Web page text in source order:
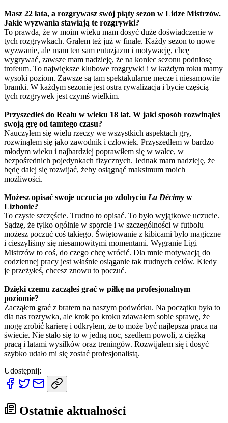
Masz 22 lata, a rozgrywasz swój piąty sezon w Lidze Mistrzów.
Jakie wyzwania stawiają te rozgrywki?
To prawda, że w moim wieku mam dosyć duże doświadczenie w
tych rozgrywkach. Grałem też już w finale. Każdy sezon to nowe
wyzwanie, ale mam ten sam entuzjazm i motywację, chcę
wygrywać, zawsze mam nadzieję, że na koniec sezonu podniosę
trofeum. To największe klubowe rozgrywki i w każdym roku mamy
wysoki poziom. Zawsze są tam spektakularne mecze i niesamowite
bramki. W każdym sezonie jest ostra rywalizacja i bycie częścią
tych rozgrywek jest czymś wielkim.
Przyszedłeś do Realu w wieku 18 lat. W jaki sposób rozwinąłeś
swoją grę od tamtego czasu?
Nauczyłem się wielu rzeczy we wszystkich aspektach gry,
rozwinąłem się jako zawodnik i człowiek. Przyszedłem w bardzo
młodym wieku i najbardziej poprawiłem się w walce, w
bezpośrednich pojedynkach fizycznych. Jednak mam nadzieję, że
będę dalej się rozwijać, żeby osiągnąć maksimum moich
możliwości.
Możesz opisać swoje uczucia po zdobyciu La Décimy w
Lizbonie?
To czyste szczęście. Trudno to opisać. To było wyjątkowe uczucie.
Sądzę, że tylko ogólnie w sporcie i w szczególności w futbolu
możesz poczuć coś takiego. Świętowanie z kibicami było magiczne
i cieszyliśmy się niesamowitymi momentami. Wygranie Ligi
Mistrzów to coś, do czego chcę wrócić. Dla mnie motywacją do
codziennej pracy jest właśnie osiąganie tak trudnych celów. Kiedy
je przeżyłeś, chcesz znowu to poczuć.
Dzięki czemu zacząłeś grać w piłkę na profesjonalnym
poziomie?
Zacząłem grać z bratem na naszym podwórku. Na początku była to
dla nas rozrywka, ale krok po kroku zdawałem sobie sprawę, że
mogę zrobić karierę i odkryłem, że to może być najlepsza praca na
świecie. Nie stało się to w jedną noc, szedłem powoli, z ciężką
pracą i latami wysiłków oraz treningów. Rozwijałem się i dosyć
szybko udało mi się zostać profesjonalistą.
Udostępnij:
Ostatnie aktualności